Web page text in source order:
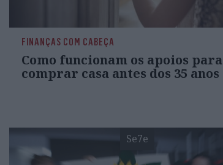
FINANÇAS COM CABEÇA
Como funcionam os apoios para
comprar casa antes dos 35 anos
Se7e